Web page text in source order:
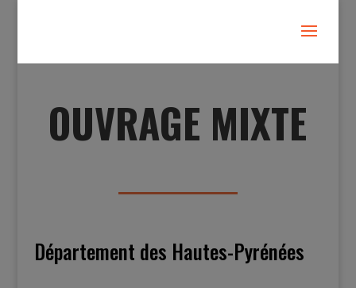
OUVRAGE MIXTE
Département des Hautes-Pyrénées